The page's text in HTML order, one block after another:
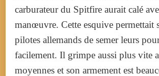
carburateur du Spitfire aurait calé
manœuvre. Cette esquive permettait
pilotes allemands de semer leurs
facilement. Il grimpe aussi plus vite
moyennes et son armement est